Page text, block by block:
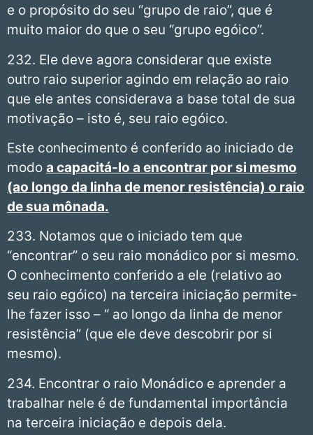
e o propósito do seu “grupo de raio”, que é
muito maior do que o seu “grupo egóico”.
232. Ele deve agora considerar que existe
outro raio superior agindo em relação ao raio
que ele antes considerava a base total de sua
motivação – isto é, seu raio egóico.
Este conhecimento é conferido ao iniciado de
modo a capacitá-lo a encontrar por si mesmo
(ao longo da linha de menor resistência) o raio
de sua mônada.
233. Notamos que o iniciado tem que
“encontrar” o seu raio monádico por si mesmo.
O conhecimento conferido a ele (relativo ao
seu raio egóico) na terceira iniciação permite-
lhe fazer isso – “ ao longo da linha de menor
resistência” (que ele deve descobrir por si
mesmo).
234. Encontrar o raio Monádico e aprender a
trabalhar nele é de fundamental importância
na terceira iniciação e depois dela.